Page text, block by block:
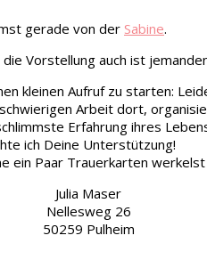
gerade von der Sabine.
Vorstellung auch ist
kleinen Aufruf zu starten:
Arbeit dort,
Erfahrung ihres
ich Deine Unterstützung!
ein Paar Trauerkarten
Julia Maser
Nellesweg 26
50259 Pulheim